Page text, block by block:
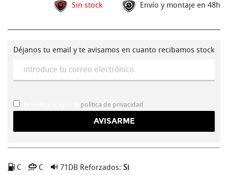
Sin stock Envío y montaje en 48h
Déjanos tu email y te avisamos en cuanto recibamos stock
política de privacidad
C C 71DB Reforzados: Si